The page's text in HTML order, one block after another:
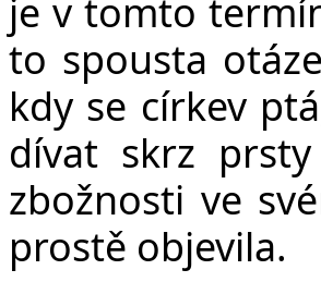
je v tomto
to spousta
kdy se církev
dívat skrz
zbožnosti ve
prostě objevila.